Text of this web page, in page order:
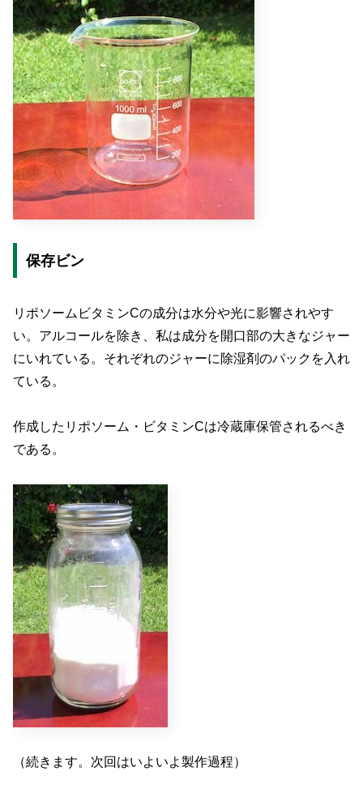
保存ビン
リポソームビタミンCの成分は水分や光に影響されやす
い。アルコールを除き、私は成分を開口部の大きなジャー
にいれている。それぞれのジャーに除湿剤のパックを入れ
ている。
作成したリポソーム・ビタミンCは冷蔵庫保管されるべき
である。
（続きます。次回はいよいよ製作過程）